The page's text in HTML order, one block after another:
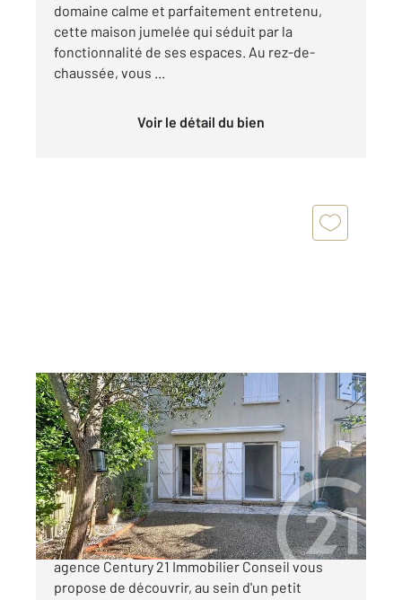
domaine calme et parfaitement entretenu,
cette maison jumelée qui séduit par la
fonctionnalité de ses espaces. Au rez-de-
chaussée, vous ...
Voir le détail du bien
CANNES LA BOCCA 06
89,01 m2, 4 pièces
Ref : 53889
Maison à vendre
425 000 €
LE CANNET LIMITE CANNES LA BOCCA : Votre
agence Century 21 Immobilier Conseil vous
propose de découvrir, au sein d'un petit